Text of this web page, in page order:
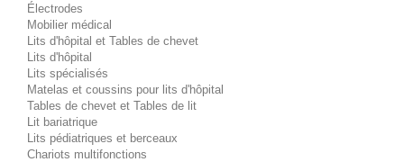
Électrodes
Mobilier médical
Lits d'hôpital et Tables de chevet
Lits d'hôpital
Lits spécialisés
Matelas et coussins pour lits d'hôpital
Tables de chevet et Tables de lit
Lit bariatrique
Lits pédiatriques et berceaux
Chariots multifonctions